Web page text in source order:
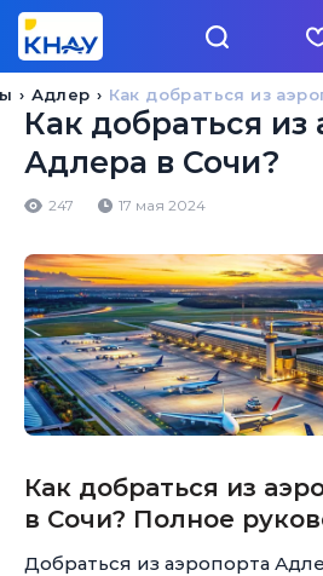
Как добраться из
Адлер
Как добраться из
Адлера в Сочи?
247 17 мая 2024
Как добраться из
в Сочи? Полное
Добраться из аэропорта